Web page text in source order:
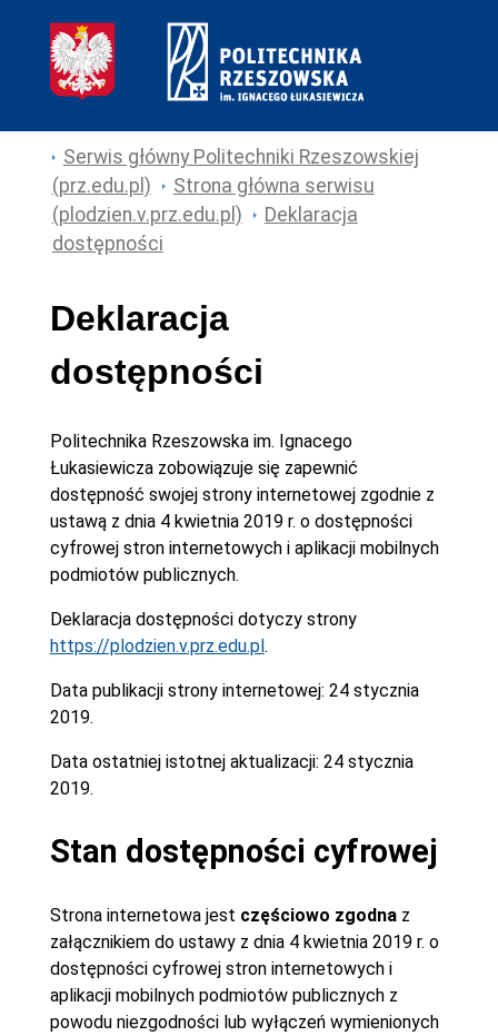
Serwis główny Politechniki Rzeszowskiej
(prz.edu.pl)
Strona główna serwisu
(plodzien.v.prz.edu.pl)
Deklaracja
dostępności
Deklaracja
dostępności
Politechnika Rzeszowska im. Ignacego
Łukasiewiczazobowiązuje się zapewnić
dostępność swojej strony internetowej zgodnie z
ustawą z dnia 4 kwietnia 2019 r. o dostępności
cyfrowej stron internetowych i aplikacji mobilnych
podmiotów publicznych.
Deklaracja dostępności dotyczy strony
https://plodzien.v.prz.edu.pl.
Data publikacji strony internetowej: 24 stycznia
2019.
Data ostatniej istotnej aktualizacji: 24 stycznia
2019.
Stan dostępności cyfrowej
Strona internetowa jest częściowo zgodna z
załącznikiem do ustawy z dnia 4 kwietnia 2019 r. o
dostępności cyfrowej stron internetowych i
aplikacji mobilnych podmiotów publicznych z
powodu niezgodności lub wyłączeń wymienionych